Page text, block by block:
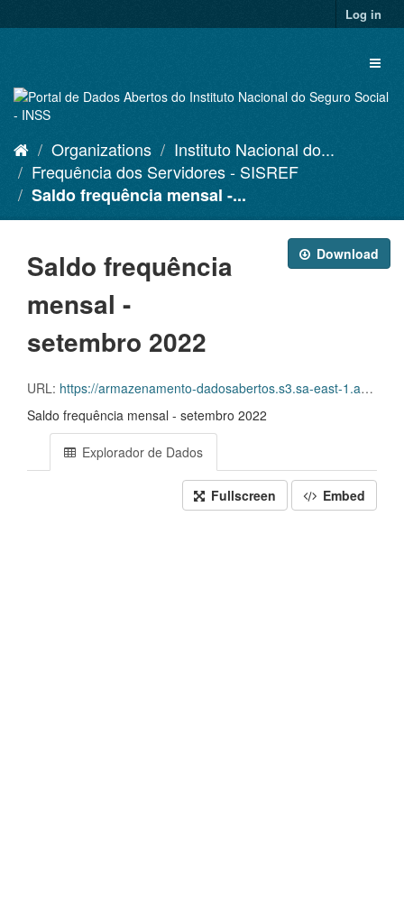
to
Log in
Organizations
Instituto Nacional do...
Frequência dos Servidores - SISREF
Saldo frequência mensal -...
Download
Saldo frequência
mensal -
setembro 2022
URL: https://armazenamento-dadosabertos.s3.sa-east-1.amazonaws.com/Plano+2016_2018_Grupos+de+dados/INSS+-+Frequ%C3%AAncia+dos+Servidores+-+SISREF/D.SRF.FQS.001.ACSINSS.202209.csv
Saldo frequência mensal - setembro 2022
Explorador de Dados
Fullscreen Embed